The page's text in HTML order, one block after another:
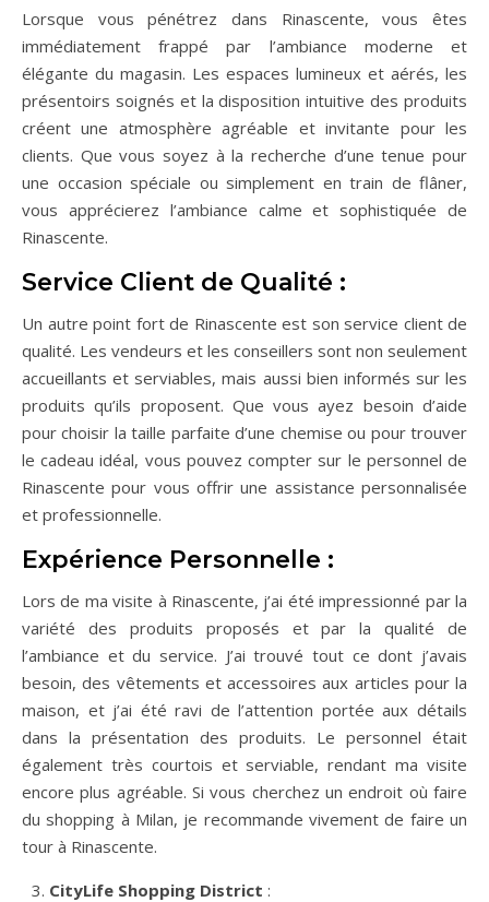
Lorsque vous pénétrez dans Rinascente, vous êtes
immédiatement frappé par l’ambiance moderne et
élégante du magasin. Les espaces lumineux et aérés, les
présentoirs soignés et la disposition intuitive des produits
créent une atmosphère agréable et invitante pour les
clients. Que vous soyez à la recherche d’une tenue pour
une occasion spéciale ou simplement en train de flâner,
vous apprécierez l’ambiance calme et sophistiquée de
Rinascente.
Service Client de Qualité :
Un autre point fort de Rinascente est son service client de
qualité. Les vendeurs et les conseillers sont non seulement
accueillants et serviables, mais aussi bien informés sur les
produits qu’ils proposent. Que vous ayez besoin d’aide
pour choisir la taille parfaite d’une chemise ou pour trouver
le cadeau idéal, vous pouvez compter sur le personnel de
Rinascente pour vous offrir une assistance personnalisée
et professionnelle.
Expérience Personnelle :
Lors de ma visite à Rinascente, j’ai été impressionné par la
variété des produits proposés et par la qualité de
l’ambiance et du service. J’ai trouvé tout ce dont j’avais
besoin, des vêtements et accessoires aux articles pour la
maison, et j’ai été ravi de l’attention portée aux détails
dans la présentation des produits. Le personnel était
également très courtois et serviable, rendant ma visite
encore plus agréable. Si vous cherchez un endroit où faire
du shopping à Milan, je recommande vivement de faire un
tour à Rinascente.
CityLife Shopping District :